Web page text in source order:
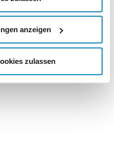
anzeigen
zulassen